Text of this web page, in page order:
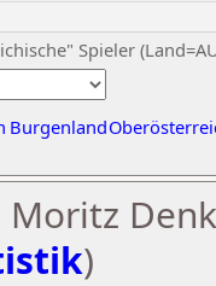
Spieler
Burgenland
Moritz
)